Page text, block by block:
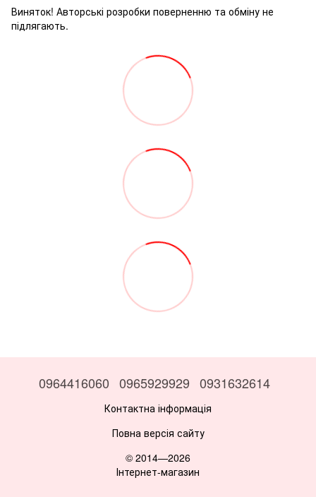
Виняток! Авторські розробки поверненню та обміну не
підлягають.
0964416060 0965929929 0931632614
Контактна інформація
Повна версія сайту
© 2014—2026
Інтернет-магазин